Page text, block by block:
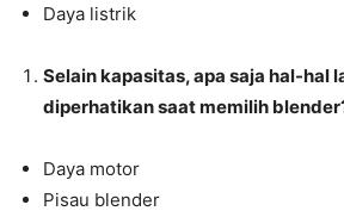
Daya listrik
Selain kapasitas, apa saja hal-hal
diperhatikan saat memilih
Daya motor
Pisau blender